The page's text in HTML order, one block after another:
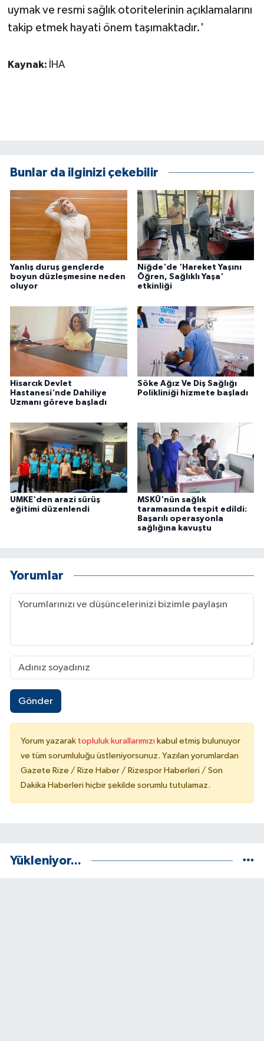
uymak ve resmi sağlık otoritelerinin açıklamalarını
takip etmek hayati önem taşımaktadır.'
Kaynak: İHA
Bunlar da ilginizi çekebilir
Yanlış duruş gençlerde
boyun düzleşmesine neden
oluyor
Niğde'de 'Hareket Yaşını
Öğren, Sağlıklı Yaşa'
etkinliği
Hisarcık Devlet
Hastanesi'nde Dahiliye
Uzmanı göreve başladı
Söke Ağız Ve Diş Sağlığı
Polikliniği hizmete başladı
UMKE'den arazi sürüş
eğitimi düzenlendi
MSKÜ'nün sağlık
taramasında tespit edildi:
Başarılı operasyonla
sağlığına kavuştu
Yorumlar
Gönder
Yorum yazarak topluluk kurallarımızı kabul etmiş bulunuyor
ve tüm sorumluluğu üstleniyorsunuz. Yazılan yorumlardan
Gazete Rize / Rize Haber / Rizespor Haberleri / Son
Dakika Haberleri hiçbir şekilde sorumlu tutulamaz.
Yükleniyor...